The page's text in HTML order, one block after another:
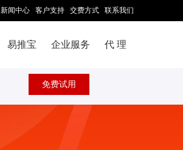
新闻中心 客户支持 交费方式 联系我们
易推宝 企业服务 代 理
免费试用